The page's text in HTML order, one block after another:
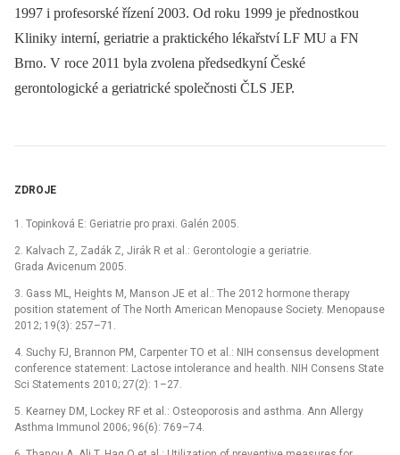
1997 i profesorské řízení 2003. Od roku 1999 je přednostkou
Kliniky interní, geriatrie a praktického lékařství LF MU a FN
Brno. V roce 2011 byla zvolena předsedkyní České
gerontologické a geriatrické společnosti ČLS JEP.
ZDROJE
1. Topinková E: Geriatrie pro praxi. Galén 2005.
2. Kalvach Z, Zadák Z, Jirák R et al.: Gerontologie a geriatrie.
Grada Avicenum 2005.
3. Gass ML, Heights M, Manson JE et al.: The 2012 hormone therapy
position statement of The North American Menopause Society. Menopause
2012; 19(3): 257–71.
4. Suchy FJ, Brannon PM, Carpenter TO et al.: NIH consensus development
conference statement: Lactose intolerance and health. NIH Consens State
Sci Statements 2010; 27(2): 1–27.
5. Kearney DM, Lockey RF et al.: Osteoporosis and asthma. Ann Allergy
Asthma Immunol 2006; 96(6): 769–74.